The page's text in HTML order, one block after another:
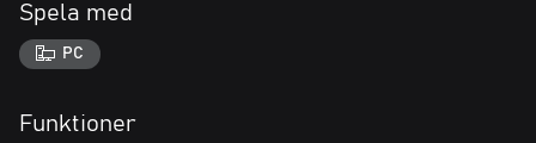
Spela med
PC
Funktioner